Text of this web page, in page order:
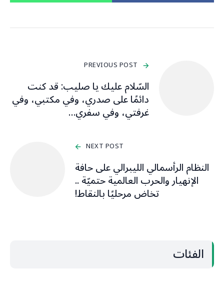
PREVIOUS POST
السّلام عليك يا صليب: قد كنت
دائمًا على صدري، وفي مكتبي، وفي
غرفتي، وفي سفري…
NEXT POST
النظام الرأسمالي الليبرالي على حافة
الإنهيار والحرب العالمية حتميّة ..
تخاض مرحليًا بالنقاط!
الفئات